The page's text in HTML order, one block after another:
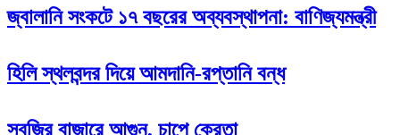
জ্বালানি সংকটে ১৭ বছরের অব্যবস্থাপনা: বাণিজ্যমন্ত্রী
হিলি স্থলবন্দর দিয়ে আমদানি-রপ্তানি বন্ধ
সবজির বাজারে আগুন, চাপে ক্রেতা